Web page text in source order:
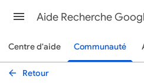
Aide Recherche
Centre d'aide Communauté
Retour